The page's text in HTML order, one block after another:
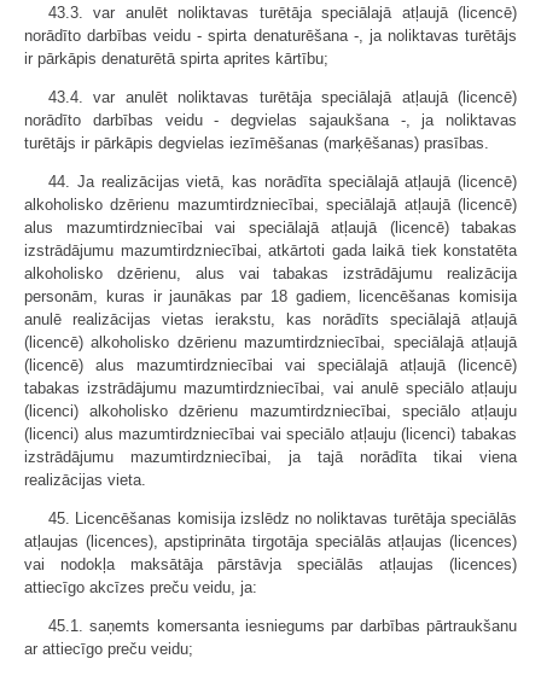
43.3. var anulēt noliktavas turētāja speciālajā atļaujā (licencē)
norādīto darbības veidu - spirta denaturēšana -, ja noliktavas turētājs
ir pārkāpis denaturētā spirta aprites kārtību;
43.4. var anulēt noliktavas turētāja speciālajā atļaujā (licencē)
norādīto darbības veidu - degvielas sajaukšana -, ja noliktavas
turētājs ir pārkāpis degvielas iezīmēšanas (marķēšanas) prasības.
44. Ja realizācijas vietā, kas norādīta speciālajā atļaujā (licencē)
alkoholisko dzērienu mazumtirdzniecībai, speciālajā atļaujā (licencē)
alus mazumtirdzniecībai vai speciālajā atļaujā (licencē) tabakas
izstrādājumu mazumtirdzniecībai, atkārtoti gada laikā tiek konstatēta
alkoholisko dzērienu, alus vai tabakas izstrādājumu realizācija
personām, kuras ir jaunākas par 18 gadiem, licencēšanas komisija
anulē realizācijas vietas ierakstu, kas norādīts speciālajā atļaujā
(licencē) alkoholisko dzērienu mazumtirdzniecībai, speciālajā atļaujā
(licencē) alus mazumtirdzniecībai vai speciālajā atļaujā (licencē)
tabakas izstrādājumu mazumtirdzniecībai, vai anulē speciālo atļauju
(licenci) alkoholisko dzērienu mazumtirdzniecībai, speciālo atļauju
(licenci) alus mazumtirdzniecībai vai speciālo atļauju (licenci) tabakas
izstrādājumu mazumtirdzniecībai, ja tajā norādīta tikai viena
realizācijas vieta.
45. Licencēšanas komisija izslēdz no noliktavas turētāja speciālās
atļaujas (licences), apstiprināta tirgotāja speciālās atļaujas (licences)
vai nodokļa maksātāja pārstāvja speciālās atļaujas (licences)
attiecīgo akcīzes preču veidu, ja:
45.1. saņemts komersanta iesniegums par darbības pārtraukšanu
ar attiecīgo preču veidu;